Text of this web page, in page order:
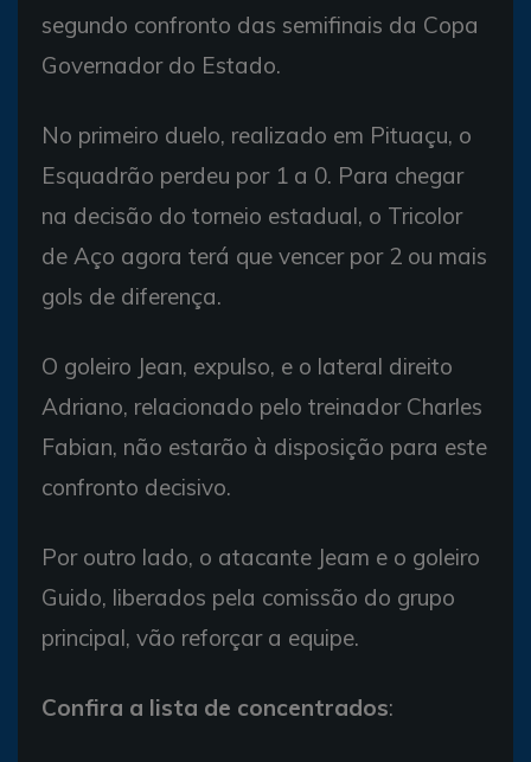
segundo confronto das semifinais da Copa
Governador do Estado.
No primeiro duelo, realizado em Pituaçu, o
Esquadrão perdeu por 1 a 0. Para chegar
na decisão do torneio estadual, o Tricolor
de Aço agora terá que vencer por 2 ou mais
gols de diferença.
O goleiro Jean, expulso, e o lateral direito
Adriano, relacionado pelo treinador Charles
Fabian, não estarão à disposição para este
confronto decisivo.
Por outro lado, o atacante Jeam e o goleiro
Guido, liberados pela comissão do grupo
principal, vão reforçar a equipe.
Confira a lista de concentrados: